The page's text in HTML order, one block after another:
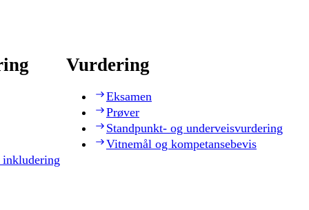
Vurdering
Eksamen
Prøver
Standpunkt- og underveisvurdering
Vitnemål og kompetansebevis